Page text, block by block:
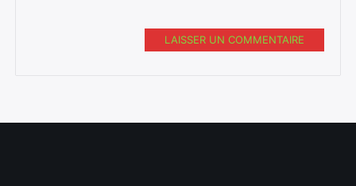
LAISSER UN COMMENTAIRE